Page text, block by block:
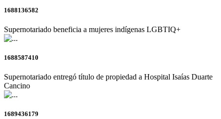
1688136582
Supernotariado beneficia a mujeres indígenas LGBTIQ+
1688587410
Supernotariado entregó título de propiedad a Hospital Isaías Duarte
Cancino
1689436179